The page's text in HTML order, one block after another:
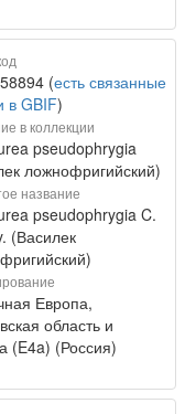
(есть связанные
в GBIF)
в коллекции
pseudophrygia
ложнофригийский)
название
pseudophrygia C.
(Василек
Европа,
область и
(E4a) (Россия)